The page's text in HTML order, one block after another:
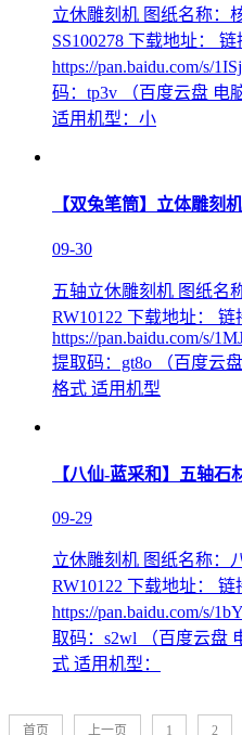
立休雕刻机 图纸名称：
SS100278 下载地址： 链
https://pan.baidu.com/s/
码：tp3v （百度云盘 电
适用机型：小
【双兔笔筒】立体雕刻
09-30
五轴立休雕刻机 图纸名
RW10122 下载地址： 链
https://pan.baidu.com/s/
提取码：gt8o （百度云
格式 适用机型
【八仙-蓝采和】五轴
09-29
立休雕刻机 图纸名称：
RW10122 下载地址： 链
https://pan.baidu.com/s/
取码：s2wl （百度云盘
式 适用机型：
首页 上一页 1 2